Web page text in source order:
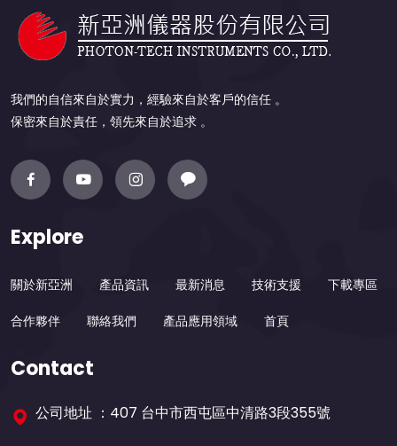
我們的自信來自於實力，經驗來自於客戶的信任 。
保密來自於責任，領先來自於追求 。
Explore
關於新亞洲 產品資訊 最新消息 技術支援 下載專區
合作夥伴 聯絡我們 產品應用領域 首頁
Contact
公司地址 ：407 台中市西屯區中清路3段355號